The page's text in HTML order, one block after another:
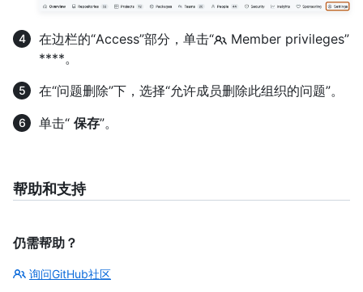
在边栏的“Access”部分，单击“
Member privileges”
****。
在“问题删除”下，选择“允许成员删除此组织的问题”。
单击“ 保存”。
帮助和支持
仍需帮助？
询问GitHub社区